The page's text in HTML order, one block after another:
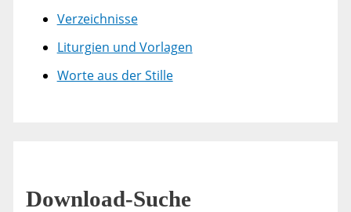
Verzeichnisse
Liturgien und Vorlagen
Worte aus der Stille
Download-Suche